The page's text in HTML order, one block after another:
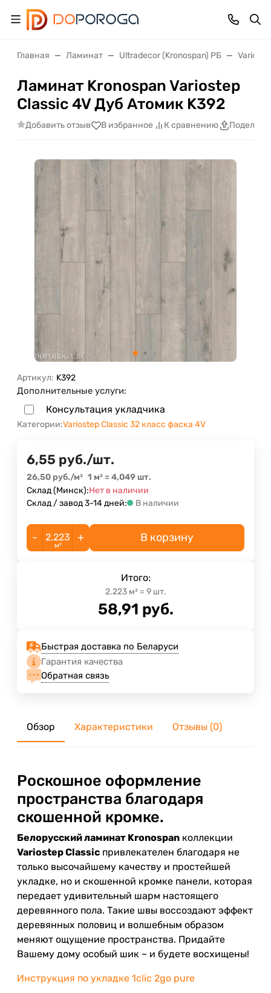
Главная Ламинат Ultradecor (Kronospan) РБ
Ламинат Kronospan Variostep
Classic 4V Дуб Атомик K392
Добавить отзыв В избранное К сравнению
Артикул: K392
Дополнительные услуги:
Консультация укладчика
Категории:Variostep Classic 32 класс фаска 4V
6,55 руб./шт.
26,50 руб./м² 1 м² = 4,049 шт.
Склад (Минск):Нет в наличии
Склад / завод 3-14 дней:
В наличии
- +
м²
В корзину
Итого:
2.223м²= 9 шт.
58,91 руб.
Быстрая доставка по Беларуси
Гарантия качества
Обратная связь
Обзор Характеристики Отзывы (0)
Роскошное оформление
пространства благодаря
скошенной кромке.
Белорусский ламинат Kronospan коллекции
Variostep Classic привлекателен благодаря не
только высочайшему качеству и простейшей
укладке, но и скошенной кромке панели, которая
передает удивительный шарм настоящего
деревянного пола. Такие швы воссоздают эффект
деревянных половиц и волшебным образом
меняют ощущение пространства. Придайте
Вашему дому особый шик – и будете восхищены!
Инструкция по укладке 1clic 2go pure